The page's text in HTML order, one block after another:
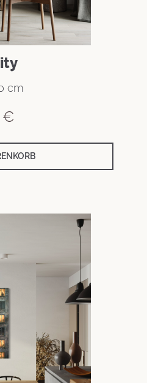
cm
€